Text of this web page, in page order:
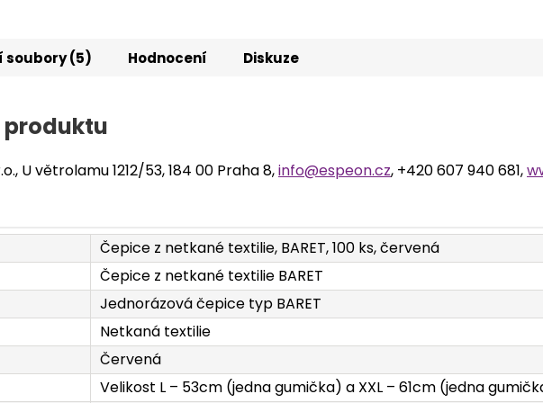
soubory (5) Hodnocení Diskuze
produktu
U větrolamu 1212/53, 184 00 Praha 8,info@espeon.cz, +420 607 940 681,
Čepice z netkané textilie, BARET, 100 ks, červená
Čepice z netkané textilie BARET
Jednorázová čepice typ BARET
Netkaná textilie
Červená
Velikost L – 53cm (jedna gumička) a XXL – 61cm (jedna